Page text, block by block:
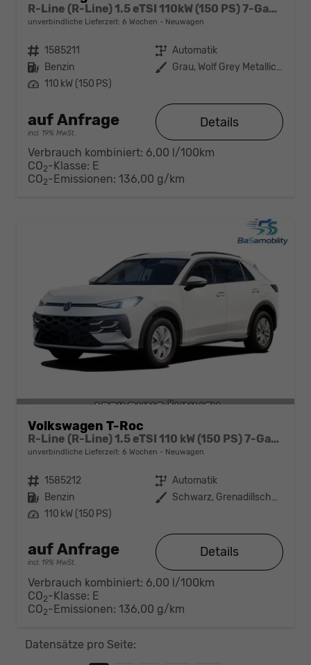
R-Line (R-Line) 1.5 eTSI 110kW (150 PS) 7-Gang-DSG
unverbindliche Lieferzeit: 6 Wochen Neuwagen
Fahrzeugnr. 1585211 Getriebe Automatik
Kraftstoff Benzin Außenfarbe
Grau, Wolf Grey Metallic (A6)
Leistung 110 kW (150 PS)
auf Anfrage
incl. 19% MwSt.
Details
Verbrauch kombiniert: 6,00 l/100km
CO2-Klasse: E
CO2-Emissionen: 136,00 g/km
Volkswagen T-Roc
R-Line (R-Line) 1.5 eTSI 110 kW (150 PS) 7-Gang-DSG
unverbindliche Lieferzeit: 6 Wochen Neuwagen
Fahrzeugnr. 1585212 Getriebe Automatik
Kraftstoff Benzin Außenfarbe
Schwarz, Grenadillschwarz Metallic (0E)
Leistung 110 kW (150 PS)
auf Anfrage
incl. 19% MwSt.
Details
Verbrauch kombiniert: 6,00 l/100km
CO2-Klasse: E
CO2-Emissionen: 136,00 g/km
Datensätze pro Seite: